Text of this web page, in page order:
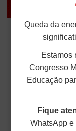
ANDES-SN
O ANDES-SN
prevenção,
moral e
discriminação e
Publicado em: 09 de
Queda da
Estamos
Congresso
Educação
Fique
WhatsApp